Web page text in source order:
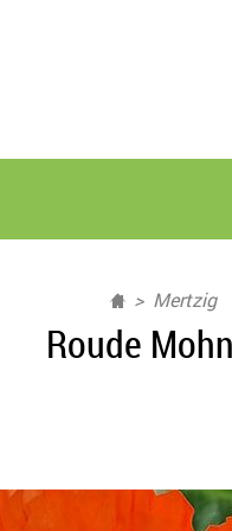
Mertzig
Roude Mohn